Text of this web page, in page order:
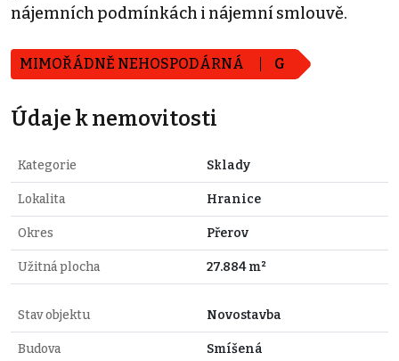
nájemních podmínkách i nájemní smlouvě.
MIMOŘÁDNĚ NEHOSPODÁRNÁ G
Údaje k nemovitosti
Kategorie Sklady
Lokalita Hranice
Okres Přerov
Užitná plocha 27.884 m²
Stav objektu Novostavba
Budova Smíšená